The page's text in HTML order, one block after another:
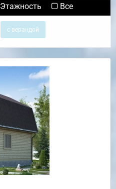
Этажность Все
с верандой